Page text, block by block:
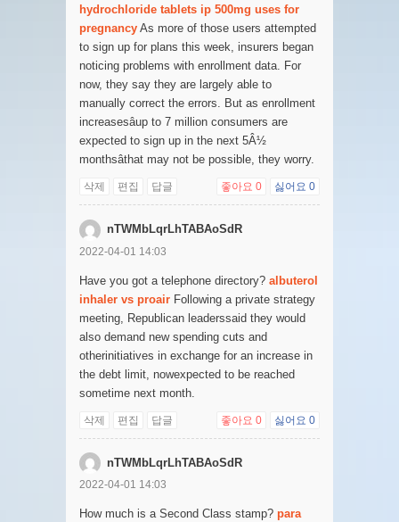
hydrochloride tablets ip 500mg uses for
pregnancy As more of those users attempted
to sign up for plans this week, insurers began
noticing problems with enrollment data. For
now, they say they are largely able to
manually correct the errors. But as enrollment
increasesâup to 7 million consumers are
expected to sign up in the next 5Â½
monthsâthat may not be possible, they worry.
삭제 편집 답글 좋아요 0 싫어요 0
nTWMbLqrLhTABAoSdR
2022-04-01 14:03
Have you got a telephone directory? albuterol
inhaler vs proair Following a private strategy
meeting, Republican leaderssaid they would
also demand new spending cuts and
otherinitiatives in exchange for an increase in
the debt limit, nowexpected to be reached
sometime next month.
삭제 편집 답글 좋아요 0 싫어요 0
nTWMbLqrLhTABAoSdR
2022-04-01 14:03
How much is a Second Class stamp? para